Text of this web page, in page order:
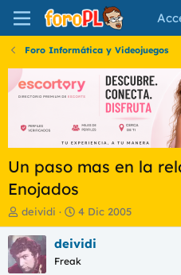
Foro Informática y Videojuegos
Un paso mas en la
Enojados
I
n
i
c
i
deividi
F
e
c
a
4 Dic 2005
deividi
Freak